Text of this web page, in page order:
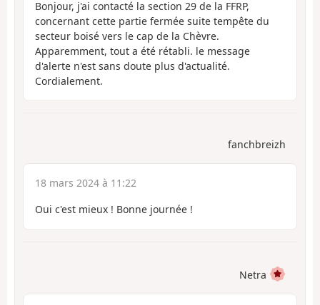
Bonjour, j'ai contacté la section 29 de la FFRP,
concernant cette partie fermée suite tempête du
secteur boisé vers le cap de la Chèvre.
Apparemment, tout a été rétabli. le message
d'alerte n'est sans doute plus d'actualité.
Cordialement.
fanchbreizh
18 mars 2024 à 11:22
Oui c'est mieux ! Bonne journée !
Netra